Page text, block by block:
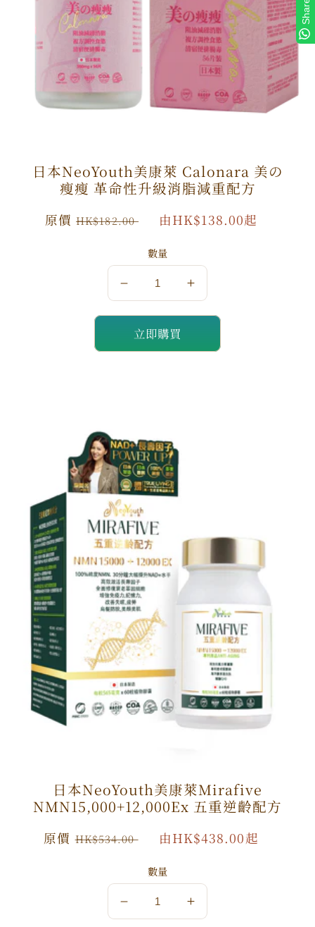
日本NeoYouth美康萊 Calonara 美の
瘦瘦 革命性升級消脂減重配方
原
原價HK$182.00 由HK$138.00起
數量
量
減
少
量
加
立即購買
日本NeoYouth美康萊Mirafive
NMN15,000+12,000Ex 五重逆齡配方
原
原價HK$534.00 由HK$438.00起
數量
Share